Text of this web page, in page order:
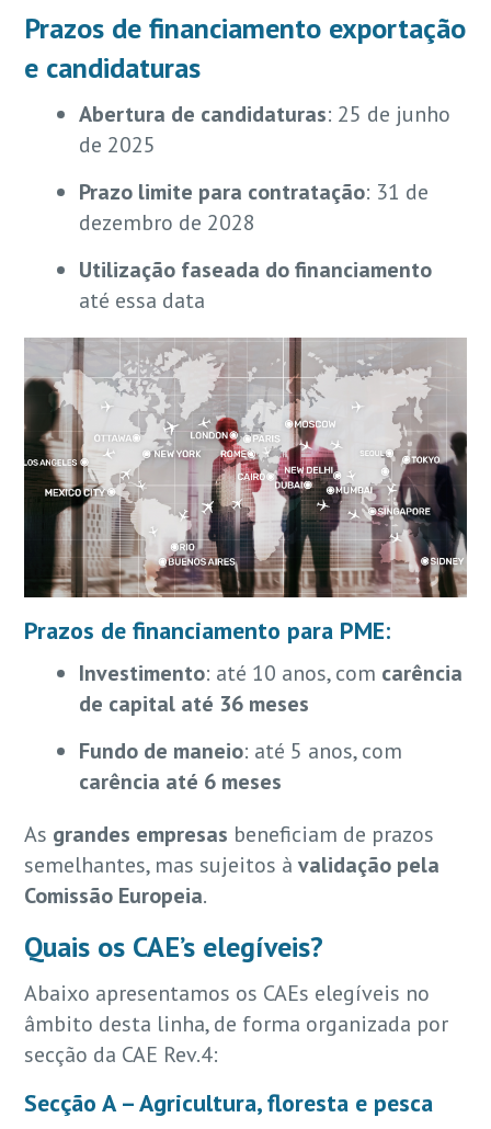
Prazos de financiamento exportação
e candidaturas
Abertura de candidaturas: 25 de junho
de 2025
Prazo limite para contratação: 31 de
dezembro de 2028
Utilização faseada do financiamento
até essa data
Prazos de financiamento para PME:
Investimento: até 10 anos, com carência
de capital até 36 meses
Fundo de maneio: até 5 anos, com
carência até 6 meses
As grandes empresas beneficiam de prazos
semelhantes, mas sujeitos àvalidação pela
Comissão Europeia.
Quais os CAE’s elegíveis?
Abaixo apresentamos os CAEs elegíveis no
âmbito desta linha, de forma organizada por
secção da CAE Rev.4:
Secção A – Agricultura, floresta e pesca